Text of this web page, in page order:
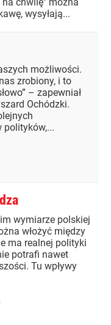
wysyłają...
możliwości.
zrobiony, i to
– zapewniał
Ochódzki.
polityków,...
wymiarze polskiej
włożyć między
ma realnej polityki
potrafi nawet
Tu wpływy